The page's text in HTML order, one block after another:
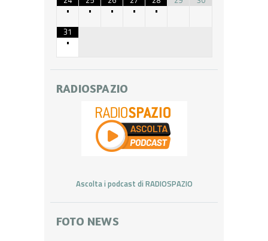
•
•
•
•
•
31
•
RADIOSPAZIO
Ascolta i podcast di RADIOSPAZIO
FOTO NEWS